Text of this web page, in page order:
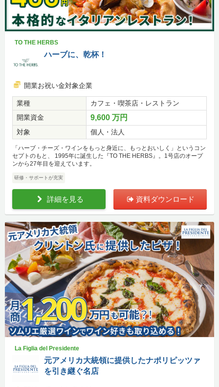
TO THE HERBS
ハーブに、乾杯！
開業お祝い金対象企業
業種
カフェ・喫茶店・レストラン
開業資金
9,600 万円
対象 個人・法人
「ハーブ・チーズ・ワインをもっと身近に、もっとおいしく」というコン
セプトのもと、 1995年に誕生した『TO THE HERBS』。1号店のオープ
ンから27年目を迎えています。
研修・サポートが充実
詳細を見る 資料ダウンロード
La Figlia del Presidente
元アメリカ大統領に提供したナポリピッツァ
を引き継ぐ名店